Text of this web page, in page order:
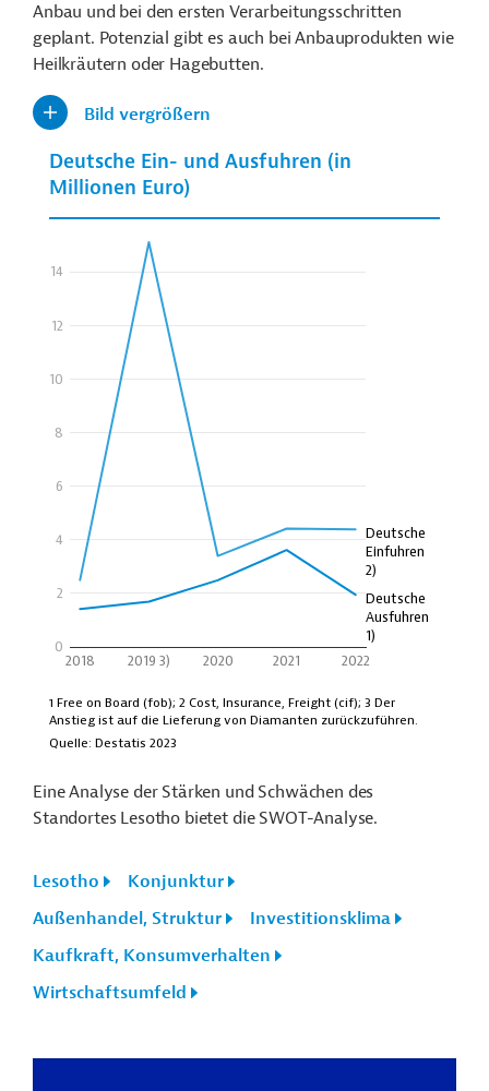
Anbau und bei den ersten Verarbeitungsschritten
geplant. Potenzial gibt es auch bei Anbauprodukten wie
Heilkräutern oder Hagebutten.
Bild vergrößern
Eine Analyse der Stärken und Schwächen des
Standortes Lesotho bietet die SWOT-Analyse.
Lesotho
Konjunktur
Außenhandel, Struktur
Investitionsklima
Kaufkraft, Konsumverhalten
Wirtschaftsumfeld